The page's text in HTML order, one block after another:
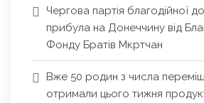
Чергова партія благодійної
прибула на Донеччину від
Фонду Братів Мкртчан
Вже 50 родин з числа
отримали цього тижня